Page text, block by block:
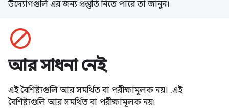
উদ্যোগগুলি এর জন্য প্রস্তুতি নিতে পারে তা জানুন।
block
আর সাধনা নেই
এই বৈশিষ্ট্যগুলি আর সমর্থিত বা পরীক্ষামূলক নয়। ,এই
বৈশিষ্ট্যগুলি আর সমর্থিত বা পরীক্ষামূলক নয়৷